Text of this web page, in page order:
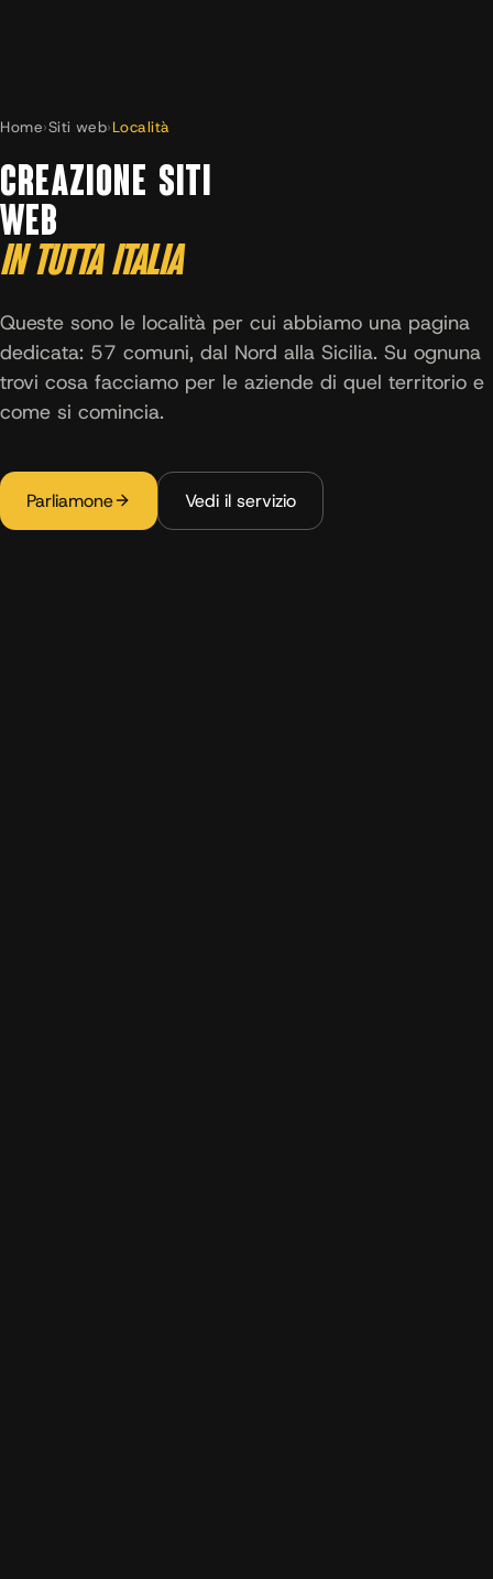
Home›Siti web›Località
CREAZIONE SITI
WEB
IN TUTTA ITALIA
Queste sono le località per cui abbiamo una pagina
dedicata: 57 comuni, dal Nord alla Sicilia. Su ognuna
trovi cosa facciamo per le aziende di quel territorio e
come si comincia.
Parliamone Vedi il servizio